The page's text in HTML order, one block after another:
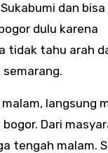
dan
dulu karena
tidak tahu arah
langsung
Dari
tengah malam.